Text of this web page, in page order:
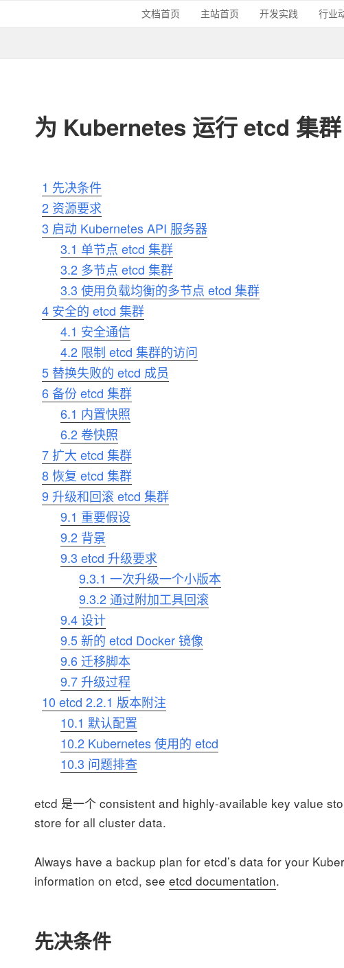
文档首页 主站首页 开发实践 行业
为 Kubernetes 运行 etcd 集群
1 先决条件
2资源要求
3 启动 Kubernetes API 服务器
3.1 单节点 etcd 集群
3.2多节点 etcd 集群
3.3 使用负载均衡的多节点 etcd 集群
4安全的 etcd 集群
4.1 安全通信
4.2限制 etcd 集群的访问
5替换失败的 etcd 成员
6备份 etcd 集群
6.1 内置快照
6.2卷快照
7扩大 etcd 集群
8恢复 etcd 集群
9升级和回滚 etcd 集群
9.1 重要假设
9.2背景
9.3 etcd 升级要求
9.3.1 一次升级一个小版本
9.3.2通过附加工具回滚
9.4设计
9.5新的 etcd Docker 镜像
9.6迁移脚本
9.7升级过程
10etcd 2.2.1 版本附注
10.1 默认配置
10.2Kubernetes 使用的 etcd
10.3 问题排查
etcd 是一个 consistent and highly-available key value
store for all cluster data.
Always have a backup plan for etcd’s data for your
information on etcd, see etcd documentation.
先决条件